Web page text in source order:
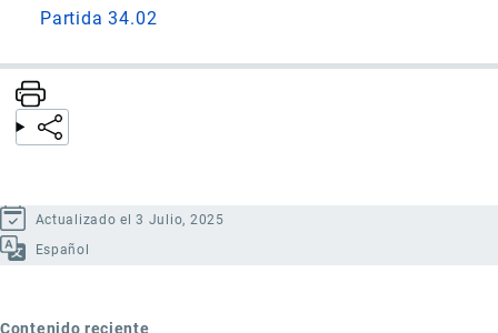
Partida 34.02
Actualizado el 3 Julio, 2025
Español
Contenido reciente